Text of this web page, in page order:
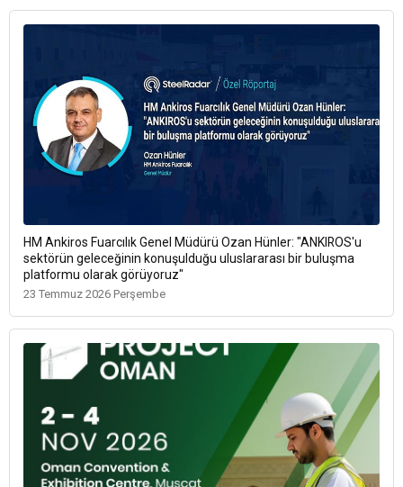
HM Ankiros Fuarcılık Genel Müdürü Ozan Hünler: "ANKIROS'u
sektörün geleceğinin konuşulduğu uluslararası bir buluşma
platformu olarak görüyoruz"
23 Temmuz 2026 Perşembe